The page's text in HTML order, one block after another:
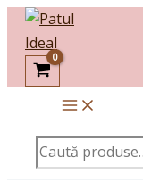
Skip
content
Caută
după: